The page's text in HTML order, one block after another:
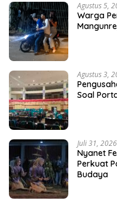
Agustus 5,
Warga
Agustus 3,
Soal
Juli 31, 2026
Nyanet
Perkuat
Budaya